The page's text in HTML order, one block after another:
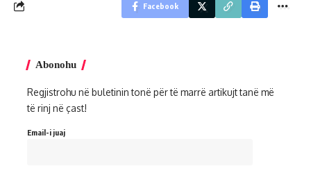
Facebook
Abonohu
Regjistrohu në buletinin tonë për të marrë artikujt tanë më
të rinj në çast!
Email-i juaj